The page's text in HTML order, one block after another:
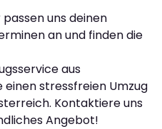
passen uns deinen
an und finden die
aus
stressfreien Umzug
Kontaktiere uns
Angebot!